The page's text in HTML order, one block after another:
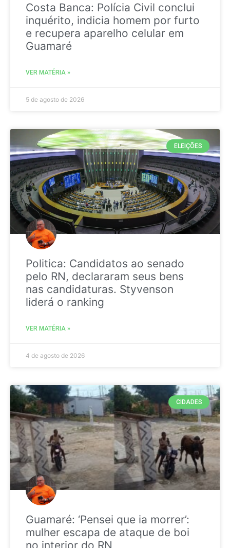
Costa Banca: Polícia Civil conclui
inquérito, indicia homem por furto
e recupera aparelho celular em
Guamaré
VER MATÉRIA »
5 de agosto de 2026
ELEIÇÕES
Politica: Candidatos ao senado
pelo RN, declararam seus bens
nas candidaturas. Styvenson
liderá o ranking
VER MATÉRIA »
4 de agosto de 2026
CIDADES
Guamaré: ‘Pensei que ia morrer’:
mulher escapa de ataque de boi
no interior do RN